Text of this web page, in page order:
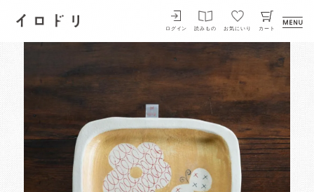
イロドリ
ログイン 読みもの お気にいり カート